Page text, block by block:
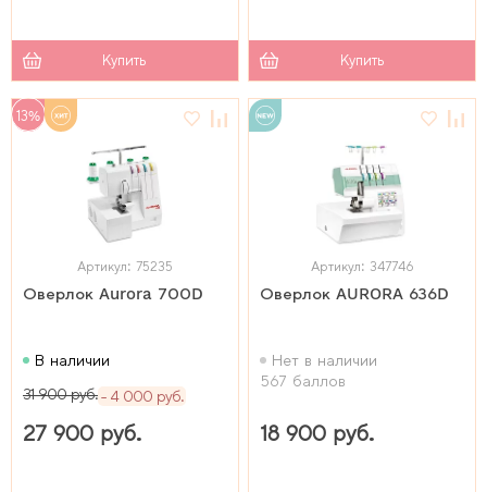
Купить Купить
13%
Артикул: 75235
Оверлок Aurora 700D
В наличии
31 900 руб.
4 000 руб.
27 900 руб.
Артикул: 347746
Оверлок AURORA 636D
Нет в наличии
567 баллов
18 900 руб.